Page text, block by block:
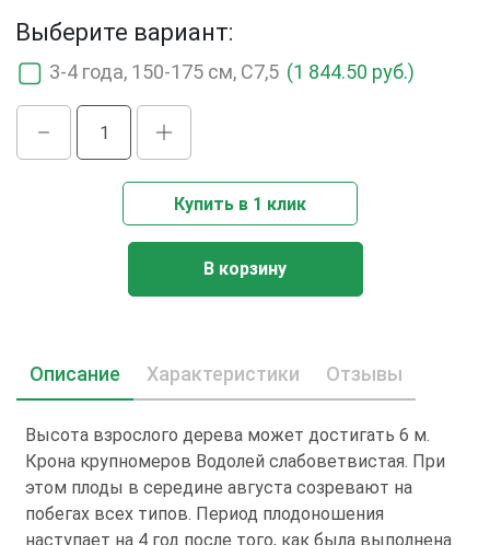
Выберите вариант:
3-4 года, 150-175 см, С7,5 (1 844.50 руб.)
Купить в 1 клик
В корзину
Описание Характеристики Отзывы
Высота взрослого дерева может достигать 6 м.
Крона крупномеров Водолей слабоветвистая. При
этом плоды в середине августа созревают на
побегах всех типов. Период плодоношения
наступает на 4 год после того, как была выполнена